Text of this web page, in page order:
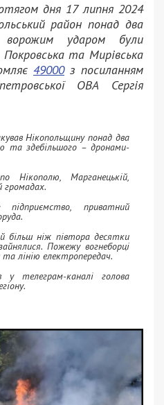
дня 17 липня 2024
район понад два
ударом були
Покровська та Мирівська
49000з посиланням
ОВА Сергія
Нікопольщину понад два
та здебільшого – дронами-
Нікополю, Марганецькій,
громадах.
підприємство, приватний
більш ніж півтора десятки
Пожежу вогнеборці
та лінію електропередач.
у телеграм-каналі голова